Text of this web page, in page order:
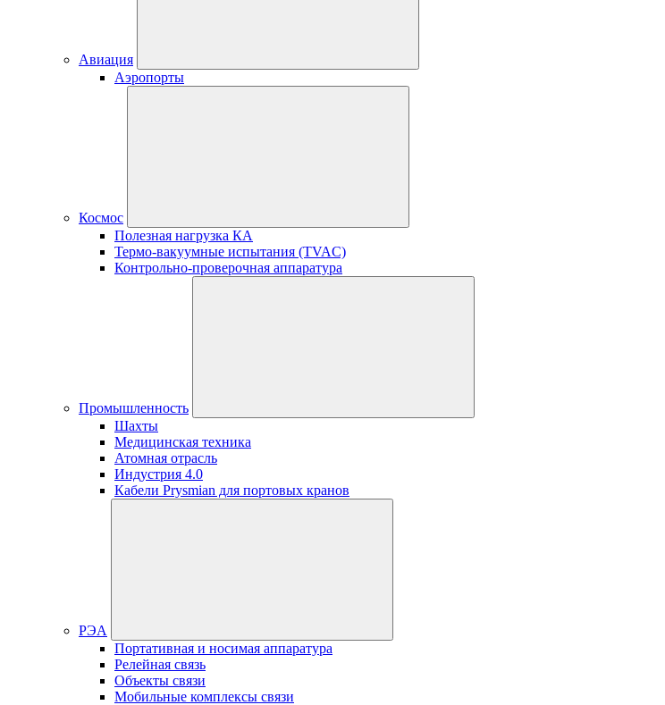
Авиация
Аэропорты
Космос
Полезная нагрузка КА
Термо-вакуумные испытания (TVAC)
Контрольно-проверочная аппаратура
Промышленность
Шахты
Медицинская техника
Атомная отрасль
Индустрия 4.0
Кабели Prysmian для портовых кранов
РЭА
Портативная и носимая аппаратура
Релейная связь
Объекты связи
Мобильные комплексы связи